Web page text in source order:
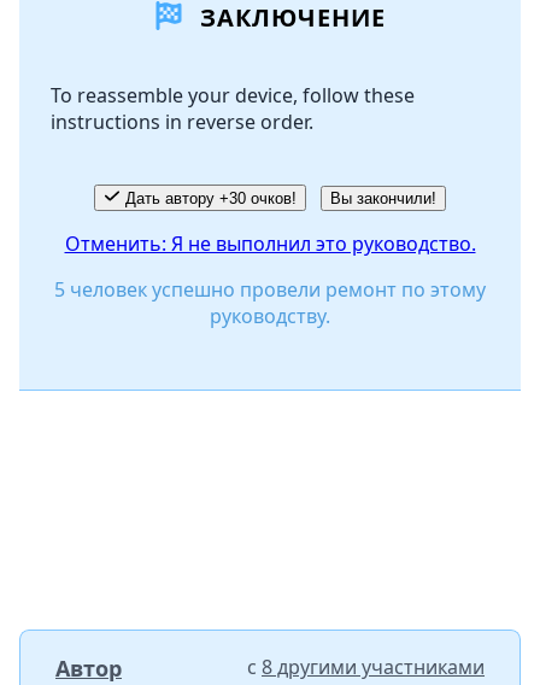
Добавить комментарий
Отмена Оставить комментарий
ЗАКЛЮЧЕНИЕ
To reassemble your device, follow these
instructions in reverse order.
Дать автору +30 очков! Вы закончили!
Отменить: Я не выполнил это руководство.
5 человек успешно провели ремонт по этому
руководству.
Автор с 8 другими участниками